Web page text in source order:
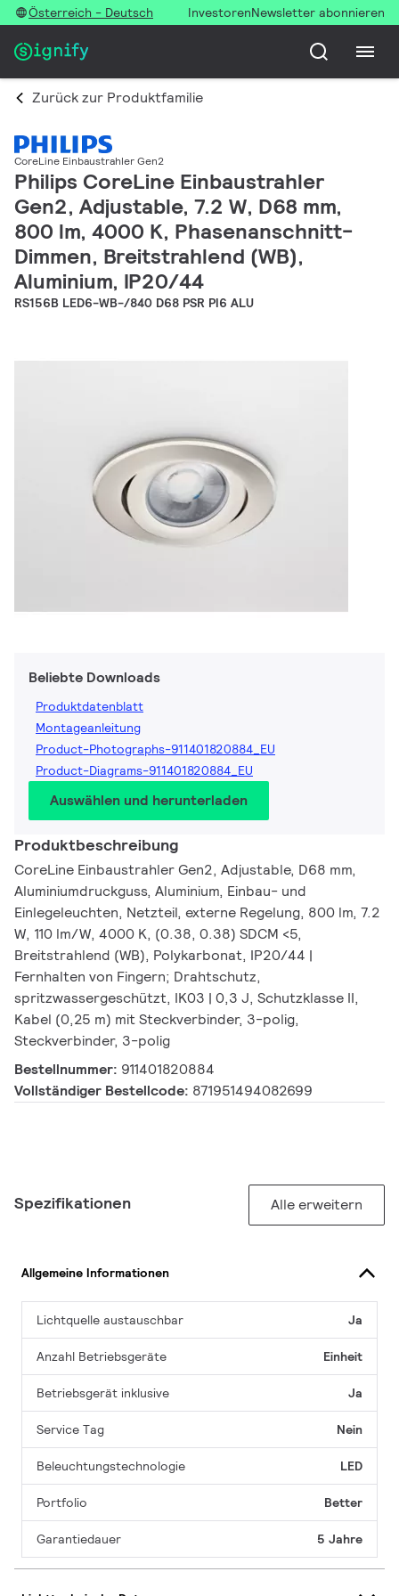
Österreich - Deutsch InvestorenNewsletter abonnieren
Zurück zur Produktfamilie
CoreLine Einbaustrahler Gen2
Philips CoreLine Einbaustrahler
Gen2, Adjustable, 7.2 W, D68 mm,
800 lm, 4000 K, Phasenanschnitt-
Dimmen, Breitstrahlend (WB),
Aluminium, IP20/44
RS156B LED6-WB-/840 D68 PSR PI6 ALU
Beliebte Downloads
Produktdatenblatt
Montageanleitung
Product-Photographs-911401820884_EU
Product-Diagrams-911401820884_EU
Auswählen und herunterladen
Produktbeschreibung
CoreLine Einbaustrahler Gen2, Adjustable, D68 mm,
Aluminiumdruckguss, Aluminium, Einbau- und
Einlegeleuchten, Netzteil, externe Regelung, 800 lm, 7.2
W, 110 lm/W, 4000 K, (0.38, 0.38) SDCM <5,
Breitstrahlend (WB), Polykarbonat, IP20/44 |
Fernhalten von Fingern; Drahtschutz,
spritzwassergeschützt, IK03 | 0,3 J, Schutzklasse II,
Kabel (0,25 m) mit Steckverbinder, 3-polig,
Steckverbinder, 3-polig
Bestellnummer: 911401820884
Vollständiger Bestellcode: 871951494082699
Spezifikationen Alle erweitern
Allgemeine Informationen
Lichtquelle austauschbar Ja
Anzahl Betriebsgeräte Einheit
Betriebsgerät inklusive Ja
Service Tag Nein
Beleuchtungstechnologie LED
Portfolio Better
Garantiedauer 5 Jahre